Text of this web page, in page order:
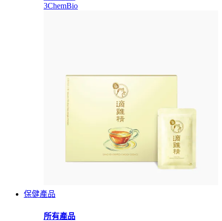
3ChemBio
保健產品
所有產品